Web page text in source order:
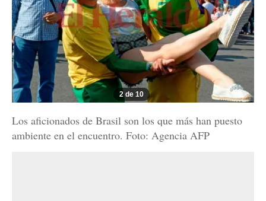
2 de 10
Los aficionados de Brasil son los que más han puesto
ambiente en el encuentro. Foto: Agencia AFP